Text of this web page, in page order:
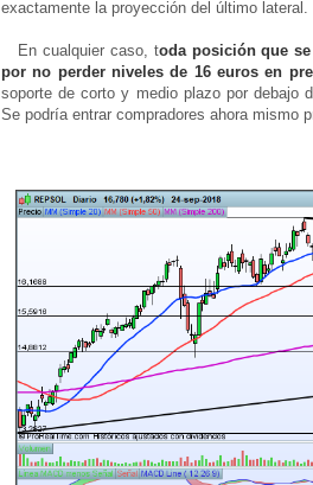
exactamente la proyección del último lateral.
En cualquier caso, toda posición que
por no perder niveles de 16 euros en
soporte de corto y medio plazo por debajo
Se podría entrar compradores ahora mismo